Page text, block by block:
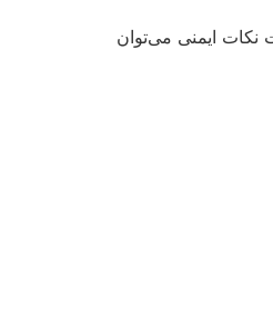
رعایت نکات ایمنی می‌‌توان